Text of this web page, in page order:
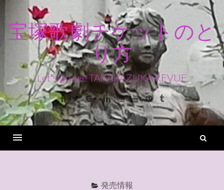
ン
ス
キ
ッ
宝塚歌劇チケットのと
り方
Let's go see TAKARAZUKA REVUE
Facebook
TwitterGoogle+LinkedinInstagram
YoutubePinterest
Tumblr
発売情報